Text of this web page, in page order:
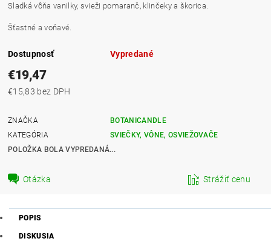
Sladká vôňa vanilky, svieži pomaranč, klinčeky a škorica.
Šťastné a voňavé.
Dostupnosť Vypredané
€19,47
€15,83 bez DPH
ZNAČKA
BOTANICANDLE
KATEGÓRIA
SVIEČKY, VÔNE, OSVIEŽOVAČE
POLOŽKA BOLA VYPREDANÁ...
Otázka Strážiť cenu
POPIS
DISKUSIA